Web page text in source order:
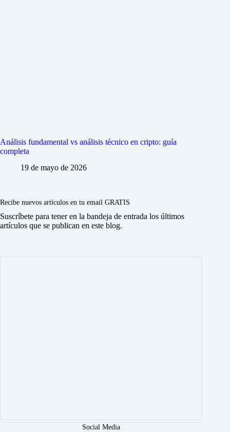
Análisis fundamental vs análisis técnico en cripto: guía
completa
19 de mayo de 2026
Recibe nuevos artículos en tu email GRATIS
Suscríbete para tener en la bandeja de entrada los últimos
artículos que se publican en este blog.
Social Media